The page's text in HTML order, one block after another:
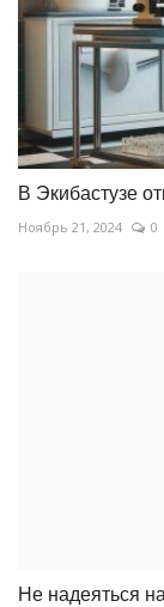
В Экибастузе
Ноябрь 21, 2024 0
Не надеяться